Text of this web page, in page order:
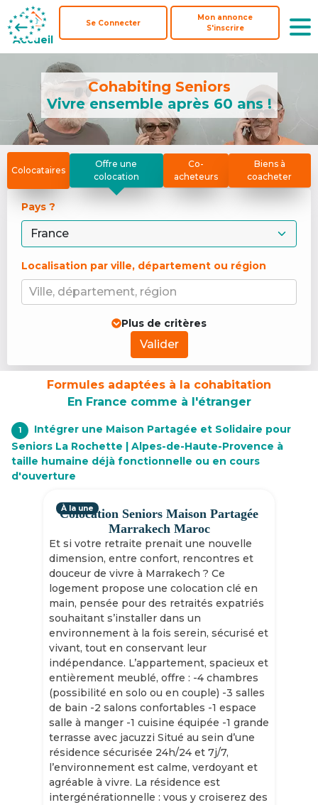
Accueil
Se Connecter
Mon annonce
S'inscrire
Accueil
Se Connecter
Mon annonce
S'inscrire
Cohabiting Seniors
Vivre ensemble après 60 ans !
Colocataires
Offre une
colocation
Co-
acheteurs
Biens à
coacheter
Pays ?
Localisation par ville, département ou région
Ville, département, région
Plus de critères
Valider
Formules adaptées à la cohabitation
En France comme à l'étranger
1
Intégrer une Maison Partagée et Solidaire pour
Seniors La Rochette | Alpes-de-Haute-Provence à
taille humaine déjà fonctionnelle ou en cours
d'ouverture
Colocation Seniors Maison Partagée
Marrakech Maroc
Et si votre retraite prenait une nouvelle
dimension, entre confort, rencontres et
douceur de vivre à Marrakech ? Ce
logement propose une colocation clé en
main, pensée pour des retraités expatriés
souhaitant s’installer dans un
environnement à la fois serein, sécurisé et
vivant, tout en conservant leur
indépendance. L’appartement, spacieux et
entièrement meublé, offre : -4 chambres
(possibilité en solo ou en couple) -3 salles
de bain -2 salons confortables -1 espace
salle à manger -1 cuisine équipée -1 grande
terrasse avec jacuzzi Situé au sein d’une
résidence sécurisée 24h/24 et 7j/7,
l’environnement est calme, verdoyant et
agréable à vivre. La résidence est
intergénérationnelle : vous y croiserez des
À la une